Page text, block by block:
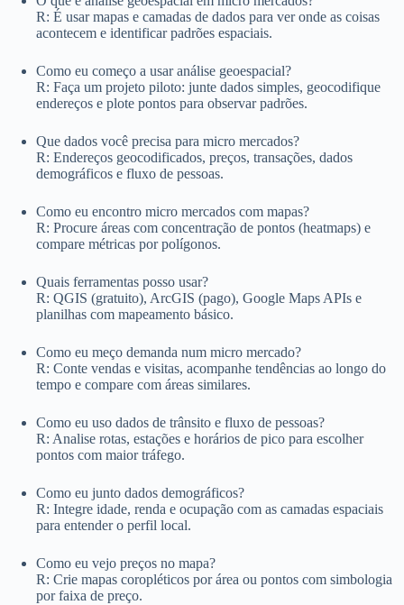
R: É usar mapas e camadas de dados para ver onde as coisas
acontecem e identificar padrões espaciais.
Como eu começo a usar análise geoespacial?
R: Faça um projeto piloto: junte dados simples, geocodifique
endereços e plote pontos para observar padrões.
Que dados você precisa para micro mercados?
R: Endereços geocodificados, preços, transações, dados
demográficos e fluxo de pessoas.
Como eu encontro micro mercados com mapas?
R: Procure áreas com concentração de pontos (heatmaps) e
compare métricas por polígonos.
Quais ferramentas posso usar?
R: QGIS (gratuito), ArcGIS (pago), Google Maps APIs e
planilhas com mapeamento básico.
Como eu meço demanda num micro mercado?
R: Conte vendas e visitas, acompanhe tendências ao longo do
tempo e compare com áreas similares.
Como eu uso dados de trânsito e fluxo de pessoas?
R: Analise rotas, estações e horários de pico para escolher
pontos com maior tráfego.
Como eu junto dados demográficos?
R: Integre idade, renda e ocupação com as camadas espaciais
para entender o perfil local.
Como eu vejo preços no mapa?
R: Crie mapas coropléticos por área ou pontos com simbologia
por faixa de preço.